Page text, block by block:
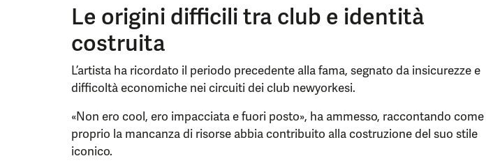
Le origini difficili tra club e identità
costruita
L’artista ha ricordato il periodo precedente alla fama, segnato da insicurezze e
difficoltà economiche nei circuiti dei club newyorkesi.
«Non ero cool, ero impacciata e fuori posto», ha ammesso, raccontando come
proprio la mancanza di risorse abbia contribuito alla costruzione del suo stile
iconico.